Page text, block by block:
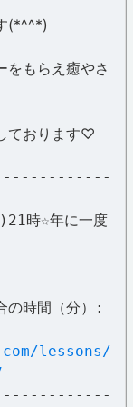
(*^^*)
をもらえ癒やさ
ております♡
時☆年に一度
の時間（分）:
lessons/